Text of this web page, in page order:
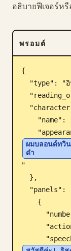
ดาวน์โหลด
อัปเดต
อธิบายฟีเจอร์ห
พรอมต์
{
"name":
ผมบลอนด์ทวิ
ดำ
"